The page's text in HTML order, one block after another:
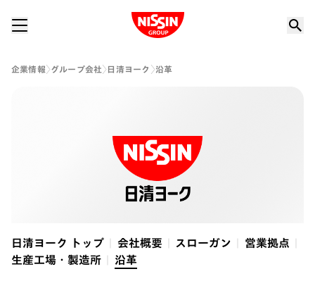
Nissin Group
企業情報 グループ会社 日清ヨーク 沿革
日清ヨーク トップ 会社概要 スローガン
営業拠点
生産工場・製造所
沿革